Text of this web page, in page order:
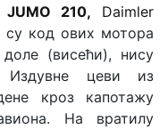
JUMO 210, Daimler
код ових мотора
(висећи), нису
Издувне цеви из
кроз капотажу
На вратилу